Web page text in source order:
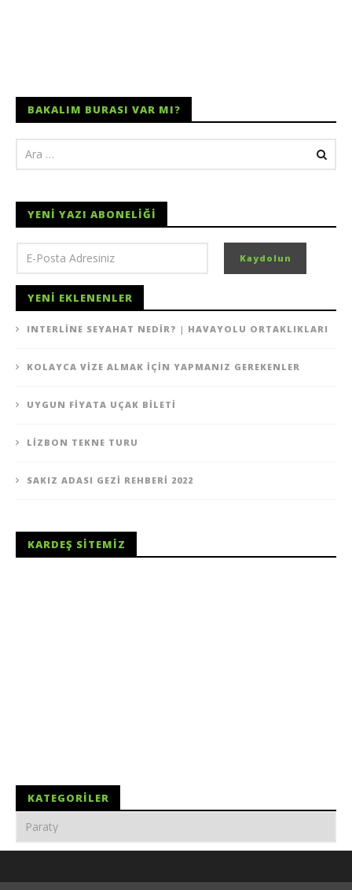
BAKALIM BURASI VAR MI?
YENI YAZI ABONELIĞI
YENI EKLENENLER
INTERLINE SEYAHAT NEDIR? | HAVAYOLU ORTAKLIKLARI
KOLAYCA VIZE ALMAK İÇIN YAPMANIZ GEREKENLER
UYGUN FIYATA UÇAK BILETI
LIZBON TEKNE TURU
SAKIZ ADASI GEZI REHBERI 2022
KARDEŞ SITEMIZ
KATEGORILER